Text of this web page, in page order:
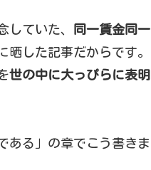
していた、
同一賃金同一
晒した記事だからです。
世の中に大っぴらに表明
ある」の章でこう書きま